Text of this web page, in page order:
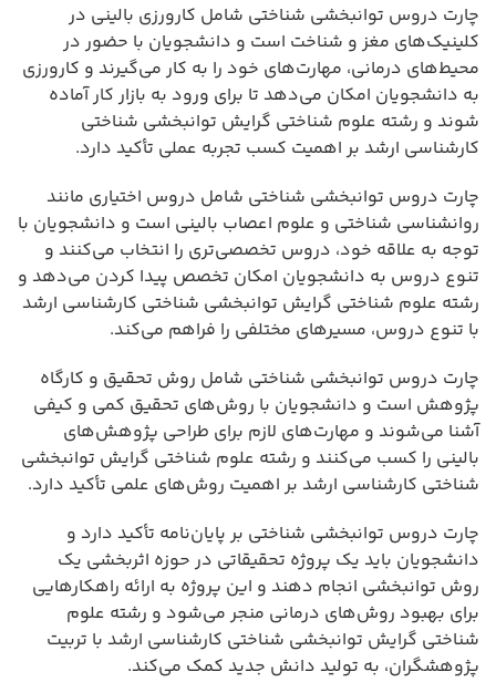
چارت دروس توانبخشی شناختی شامل کارورزی بالینی در
کلینیک‌های مغز و شناخت است و دانشجویان با حضور در
محیط‌های درمانی، مهارت‌های خود را به کار می‌گیرند و کارورزی
به دانشجویان امکان می‌دهد تا برای ورود به بازار کار آماده
شوند و رشته علوم شناختی گرایش توانبخشی شناختی
کارشناسی ارشد بر اهمیت کسب تجربه عملی تأکید دارد.
چارت دروس توانبخشی شناختی شامل دروس اختیاری مانند
روانشناسی شناختی و علوم اعصاب بالینی است و دانشجویان با
توجه به علاقه خود، دروس تخصصی‌تری را انتخاب می‌کنند و
تنوع دروس به دانشجویان امکان تخصص پیدا کردن می‌دهد و
رشته علوم شناختی گرایش توانبخشی شناختی کارشناسی ارشد
با تنوع دروس، مسیرهای مختلفی را فراهم می‌کند.
چارت دروس توانبخشی شناختی شامل روش تحقیق و کارگاه
پژوهش است و دانشجویان با روش‌های تحقیق کمی و کیفی
آشنا می‌شوند و مهارت‌های لازم برای طراحی پژوهش‌های
بالینی را کسب می‌کنند و رشته علوم شناختی گرایش توانبخشی
شناختی کارشناسی ارشد بر اهمیت روش‌های علمی تأکید دارد.
چارت دروس توانبخشی شناختی بر پایان‌نامه تأکید دارد و
دانشجویان باید یک پروژه تحقیقاتی در حوزه اثربخشی یک
روش توانبخشی انجام دهند و این پروژه به ارائه راهکارهایی
برای بهبود روش‌های درمانی منجر می‌شود و رشته علوم
شناختی گرایش توانبخشی شناختی کارشناسی ارشد با تربیت
پژوهشگران، به تولید دانش جدید کمک می‌کند.